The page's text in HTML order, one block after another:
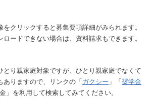
クリックすると募集要項詳細がみられます。
ードできない場合は、資料請求もできます。
り親家庭対象ですが、ひとり親家庭でなくて
ありますので、リンクの「 ガクシー 」「 奨学金
金」を利用して検索してみてください。